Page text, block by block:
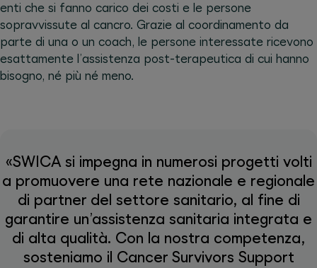
enti che si fanno carico dei costi e le persone
sopravvissute al cancro. Grazie al coordinamento da
parte di una o un coach, le persone interessate ricevono
esattamente l’assistenza post-terapeutica di cui hanno
bisogno, né più né meno.
«SWICA si impegna in numerosi progetti volti
a promuovere una rete nazionale e regionale
di partner del settore sanitario, al fine di
garantire un’assistenza sanitaria integrata e
di alta qualità. Con la nostra competenza,
sosteniamo il Cancer Survivors Support